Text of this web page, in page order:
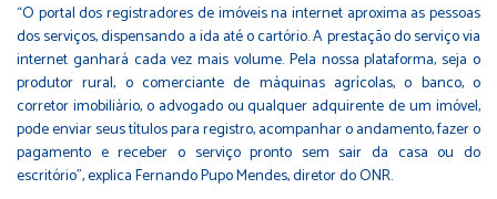
“O portal dos registradores de imóveis na internet aproxima as pessoas
dos serviços, dispensando a ida até o cartório. A prestação do serviço via
internet ganhará cada vez mais volume. Pela nossa plataforma, seja o
produtor rural, o comerciante de máquinas agrícolas, o banco, o
corretor imobiliário, o advogado ou qualquer adquirente de um imóvel,
pode enviar seus títulos para registro, acompanhar o andamento, fazer o
pagamento e receber o serviço pronto sem sair da casa ou do
escritório”, explica Fernando Pupo Mendes, diretor do ONR.